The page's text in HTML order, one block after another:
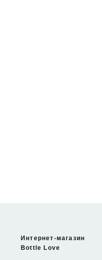
Интернет-магазин
Bottle Love